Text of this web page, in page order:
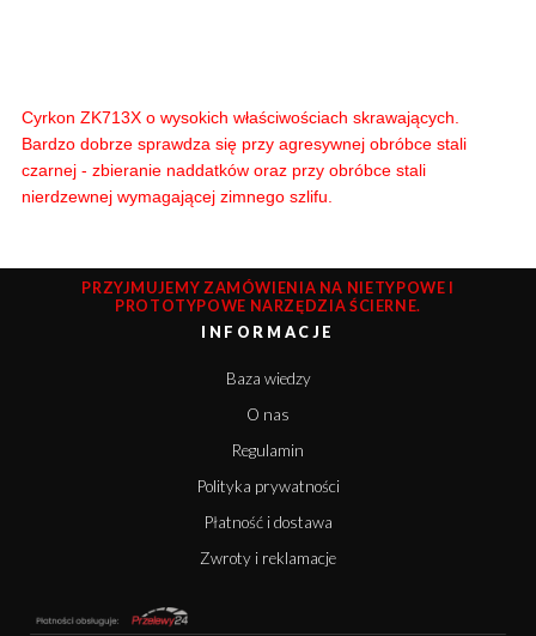
Cyrkon ZK713X o wysokich właściwościach skrawających.
Bardzo dobrze sprawdza się przy agresywnej obróbce stali
czarnej - zbieranie naddatków oraz przy obróbce stali
nierdzewnej wymagającej zimnego szlifu.
PRZYJMUJEMY ZAMÓWIENIA NA NIETYPOWE I
PROTOTYPOWE NARZĘDZIA ŚCIERNE.
INFORMACJE
Baza wiedzy
O nas
Regulamin
Polityka prywatności
Płatność i dostawa
Zwroty i reklamacje